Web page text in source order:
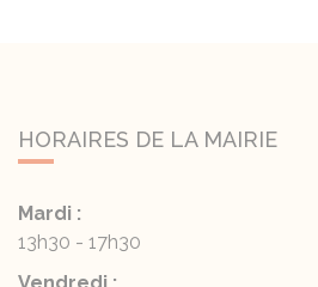
HORAIRES DE LA MAIRIE
Mardi :
13h30 - 17h30